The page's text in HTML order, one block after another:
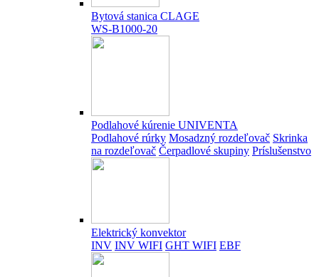
Bytová stanica CLAGE
WS-B1000-20
Podlahové kúrenie UNIVENTA
Podlahové rúrky Mosadzný rozdeľovač Skrinka
na rozdeľovač Čerpadlové skupiny Príslušenstvo
Elektrický konvektor
INV INV WIFI GHT WIFI EBF